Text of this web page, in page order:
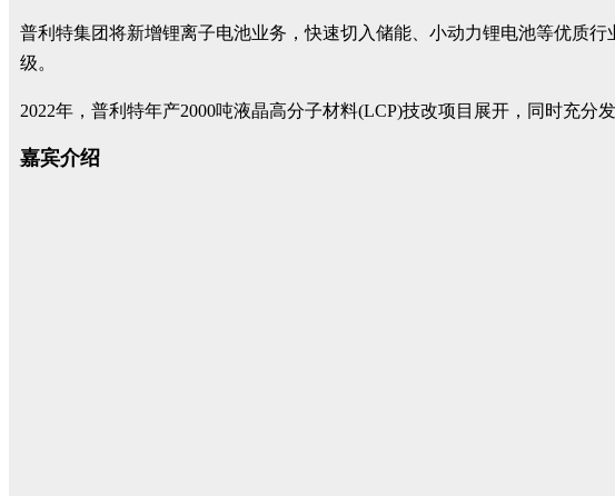
普利特集团将新增锂离子电池业务，快速切入储能、小动力锂电池等优质
级。
2022年，普利特年产2000吨液晶高分子材料(LCP)技改项目展开，同时充分
嘉宾介绍